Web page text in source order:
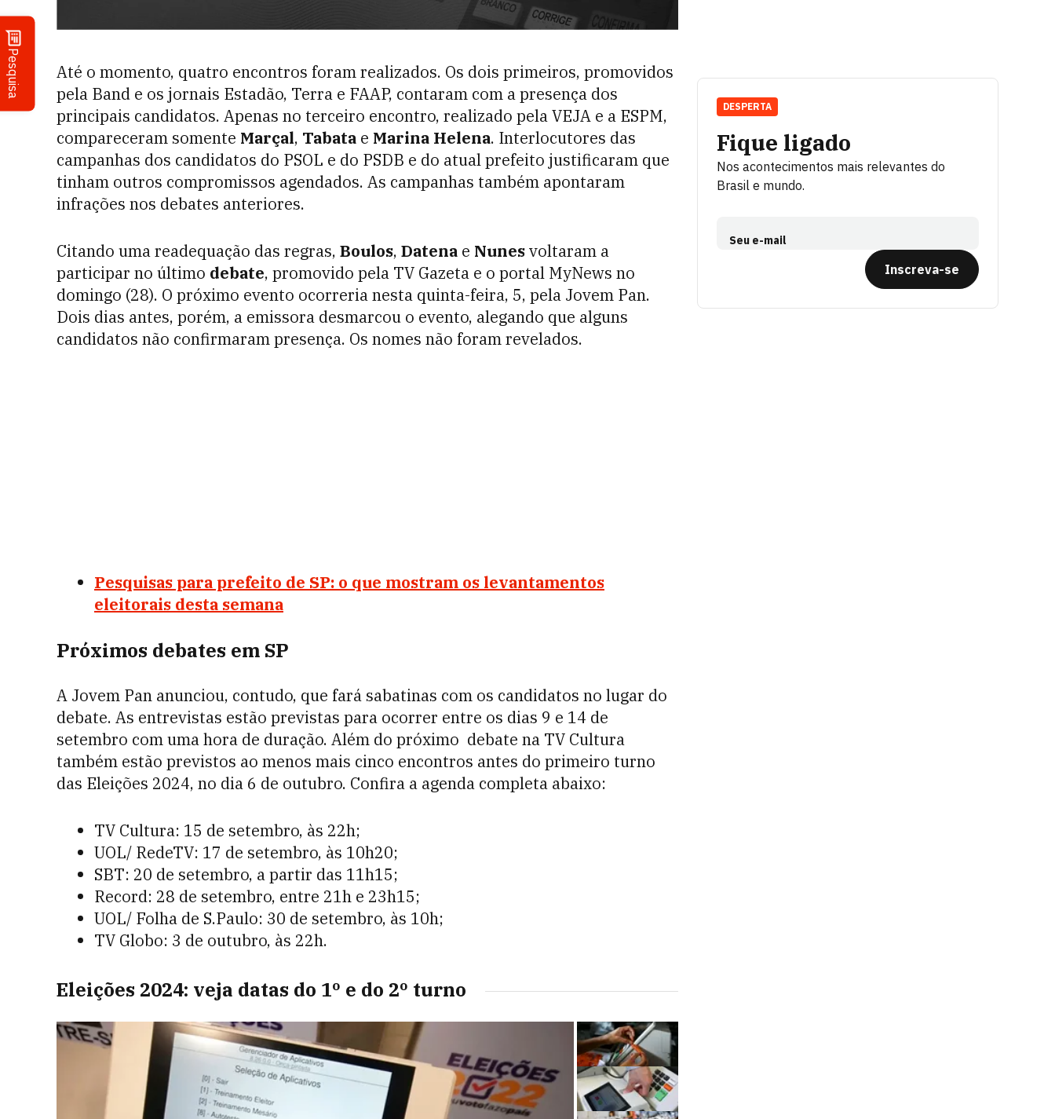
Pesquisa
Até o momento, quatro encontros foram realizados. Os dois primeiros, promovidos
pela Band e os jornais Estadão, Terra e FAAP, contaram com a presença dos
principais candidatos. Apenas no terceiro encontro, realizado pela VEJA e a ESPM,
compareceram somente Marçal, Tabata e Marina Helena. Interlocutores das
campanhas dos candidatos do PSOL e do PSDB e do atual prefeito justificaram que
tinham outros compromissos agendados. As campanhas também apontaram
infrações nos debates anteriores.
Citando uma readequação das regras, Boulos, Datena e Nunesvoltaram a
participar no último debate, promovido pela TV Gazeta e o portal MyNews no
domingo (28). O próximo evento ocorreria nesta quinta-feira, 5, pela Jovem Pan.
Dois dias antes, porém, a emissora desmarcou o evento, alegando que alguns
candidatos não confirmaram presença. Os nomes não foram revelados.
Pesquisas para prefeito de SP: o que mostram os levantamentos
eleitorais desta semana
Próximos debates em SP
A Jovem Pan anunciou, contudo, que fará sabatinas com os candidatos no lugar do
debate. As entrevistas estão previstas para ocorrer entre os dias 9 e 14 de
setembro com uma hora de duração. Além do próximo debate na TV Cultura
também estão previstos ao menos mais cinco encontros antes do primeiro turno
das Eleições 2024, no dia 6 de outubro. Confira a agenda completa abaixo:
TV Cultura: 15 de setembro, às 22h;
UOL/ RedeTV: 17 de setembro, às 10h20;
SBT: 20 de setembro, a partir das 11h15;
Record: 28 de setembro, entre 21h e 23h15;
UOL/ Folha de S.Paulo: 30 de setembro, às 10h;
TV Globo: 3 de outubro, às 22h.
Eleições 2024: veja datas do 1º e do 2º turno
Fique ligado
Nos acontecimentos mais relevantes do
Brasil e mundo.
Seu e-mail
Inscreva-se
DESPERTA